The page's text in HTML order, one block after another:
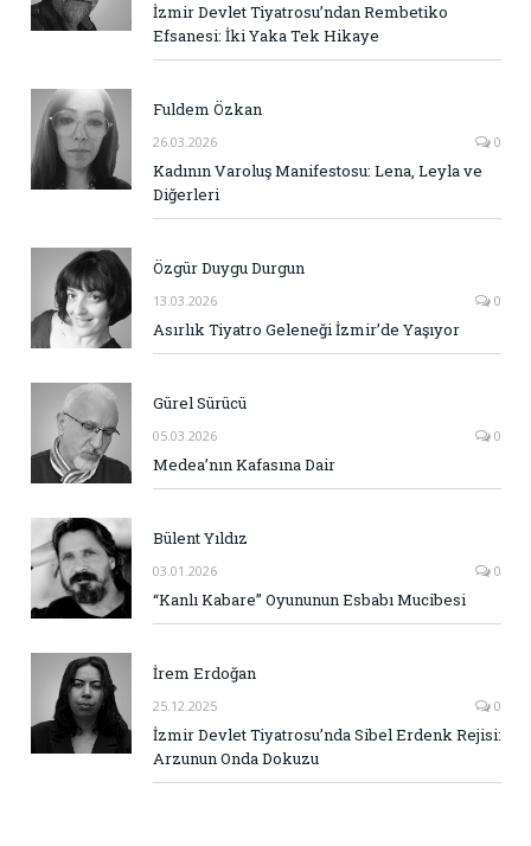
İzmir Devlet Tiyatrosu’ndan Rembetiko
Efsanesi: İki Yaka Tek Hikaye
Fuldem Özkan
26.03.2026 0
Kadının Varoluş Manifestosu: Lena, Leyla ve
Diğerleri
Özgür Duygu Durgun
13.03.2026 0
Asırlık Tiyatro Geleneği İzmir’de Yaşıyor
Gürel Sürücü
05.03.2026 0
Medea’nın Kafasına Dair
Bülent Yıldız
03.01.2026 0
“Kanlı Kabare” Oyununun Esbabı Mucibesi
İrem Erdoğan
25.12.2025 0
İzmir Devlet Tiyatrosu’nda Sibel Erdenk Rejisi:
Arzunun Onda Dokuzu